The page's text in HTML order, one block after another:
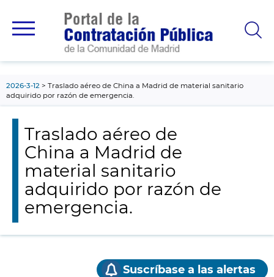
principal
2026-3-12
Traslado aéreo de China a Madrid de material sanitario
adquirido por razón de emergencia.
Traslado aéreo de
China a Madrid de
material sanitario
adquirido por razón de
emergencia.
Suscríbase a las alertas